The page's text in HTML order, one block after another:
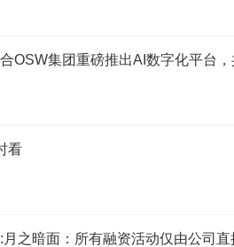
OSW集团重磅推出AI数字化平台
看
月之暗面：所有融资活动仅由公司